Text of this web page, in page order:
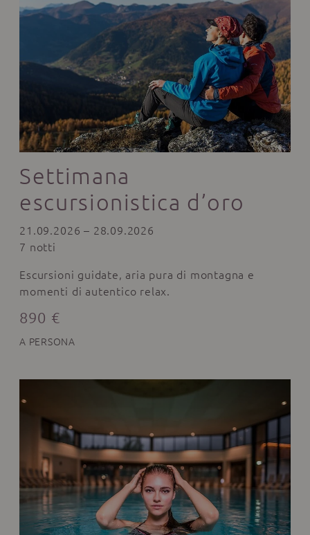
Settimana
escursionistica d’oro
21.09.2026 – 28.09.2026
7 notti
Escursioni guidate, aria pura di montagna e
momenti di autentico relax.
890 €
A PERSONA